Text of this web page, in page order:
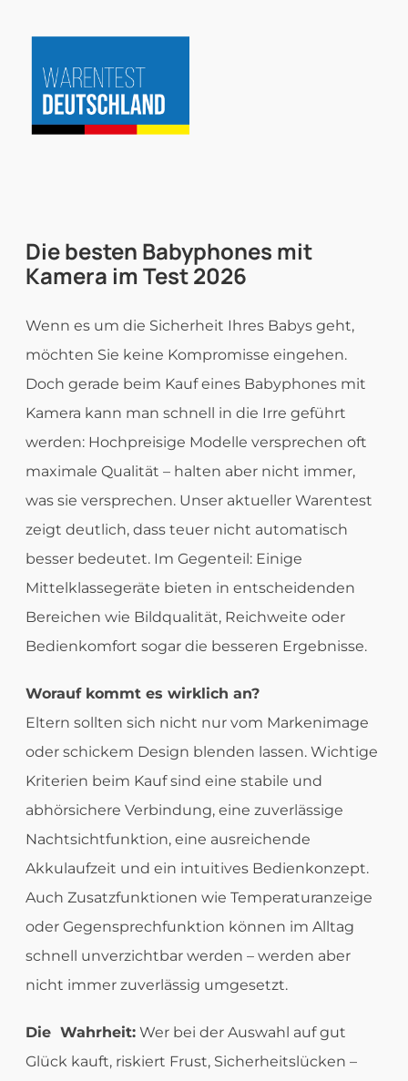
Inhalt
springen
Die besten Babyphones mit
Kamera im Test2026
Wenn es um die Sicherheit Ihres Babys geht,
möchten Sie keine Kompromisse eingehen.
Doch gerade beim Kauf eines Babyphones mit
Kamera kann man schnell in die Irre geführt
werden: Hochpreisige Modelle versprechen oft
maximale Qualität – halten aber nicht immer,
was sie versprechen. Unser aktueller Warentest
zeigt deutlich, dass teuer nicht automatisch
besser bedeutet. Im Gegenteil: Einige
Mittelklassegeräte bieten in entscheidenden
Bereichen wie Bildqualität, Reichweite oder
Bedienkomfort sogar die besseren Ergebnisse.
Worauf kommt es wirklich an?
Eltern sollten sich nicht nur vom Markenimage
oder schickem Design blenden lassen. Wichtige
Kriterien beim Kauf sind eine stabile und
abhörsichere Verbindung, eine zuverlässige
Nachtsichtfunktion, eine ausreichende
Akkulaufzeit und ein intuitives Bedienkonzept.
Auch Zusatzfunktionen wie Temperaturanzeige
oder Gegensprechfunktion können im Alltag
schnell unverzichtbar werden – werden aber
nicht immer zuverlässig umgesetzt.
Die Wahrheit:Wer bei der Auswahl auf gut
Glück kauft, riskiert Frust, Sicherheitslücken –